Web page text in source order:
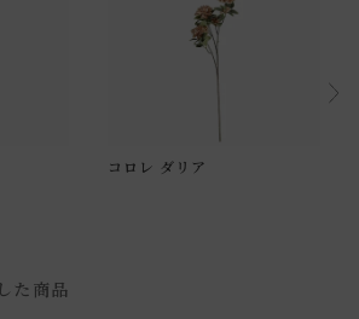
がございましたら、お気軽にお問い合
コロレ ダリア
た商品